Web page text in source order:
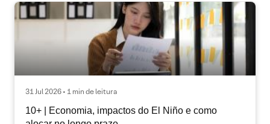
31 Jul 2026 • 1 min de leitura
10+ | Economia, impactos do El Niño e como